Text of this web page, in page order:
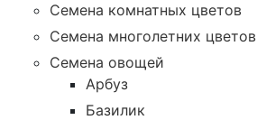
Семена комнатных цветов
Семена многолетних цветов
Семена овощей
Арбуз
Базилик